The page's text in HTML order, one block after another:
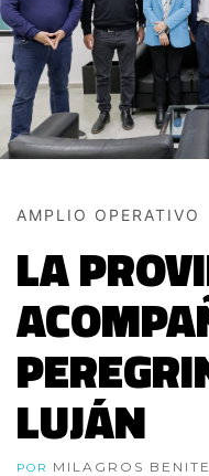
AMPLIO OPERATIVO
LA
LUJÁN
POR MILAGROS